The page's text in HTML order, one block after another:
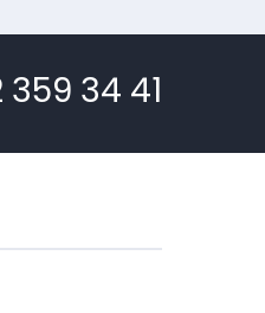
359 34 41